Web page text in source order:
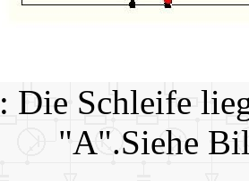
Die Schleife
"A".Siehe